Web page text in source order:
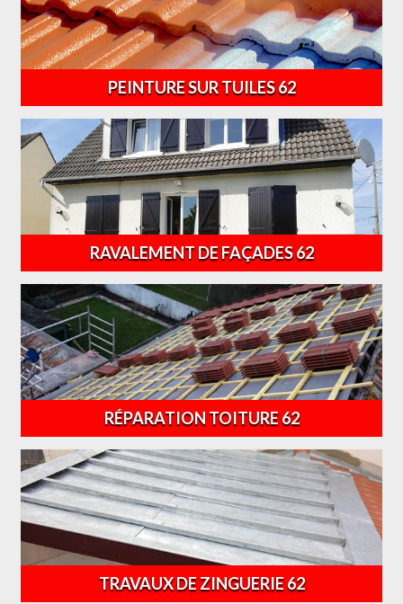
PEINTURE SUR TUILES 62
RAVALEMENT DE FAÇADES 62
RÉPARATION TOITURE 62
TRAVAUX DE ZINGUERIE 62